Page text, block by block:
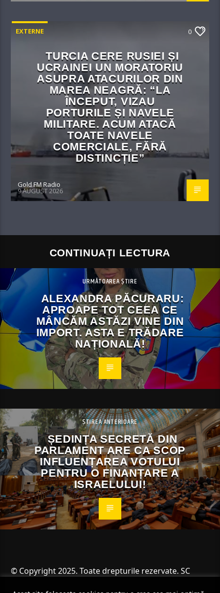
EXTERNE 0
TURCIA CERE RUSIEI ȘI
UCRAINEI UN MORATORIU
ASUPRA ATACURILOR DIN
MAREA NEAGRĂ: “LA
ÎNCEPUT, VIZAU
PORTURILE ȘI NAVELE
MILITARE. ACUM ATACĂ
TOATE NAVELE
COMERCIALE, FĂRĂ
DISTINCȚIE”
Gold FM Radio
9 AUGUST 2026
CONTINUAȚI LECTURA
URMĂTOAREA ȘTIRE
ALEXANDRA PĂCURARU:
APROAPE TOT CEEA CE
MÂNCĂM ASTĂZI VINE DIN
IMPORT. ASTA E TRĂDARE
NAȚIONALĂ!
ȘTIREA ANTERIOARE
ȘEDINȚA SECRETĂ DIN
PARLAMENT ARE CA SCOP
INFLUENȚAREA VOTULUI
PENTRU O FINANȚARE A
ISRAELULUI!
© Copyright 2025. Toate drepturile rezervate. SC